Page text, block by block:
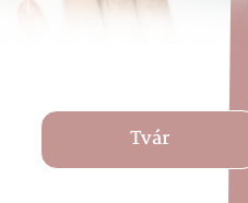
Tvár